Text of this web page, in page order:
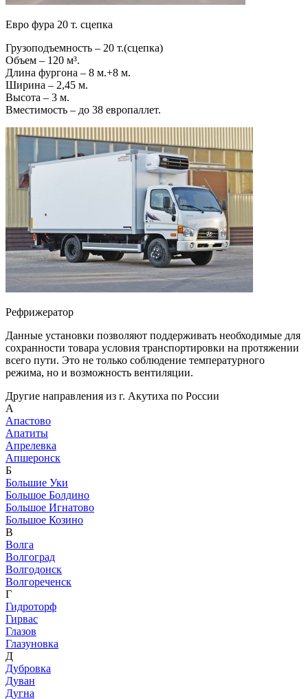
Евро фура 20 т. сцепка
Грузоподъемность – 20 т.(сцепка)
Объем – 120 м³.
Длина фургона – 8 м.+8 м.
Ширина – 2,45 м.
Высота – 3 м.
Вместимость – до 38 европаллет.
Рефрижератор
Данные установки позволяют поддерживать необходимые для
сохранности товара условия транспортировки на протяжении
всего пути. Это не только соблюдение температурного
режима, но и возможность вентиляции.
Другие направления из г. Акутиха по России
А
Апастово
Апатиты
Апрелевка
Апшеронск
Б
Большие Уки
Большое Болдино
Большое Игнатово
Большое Козино
В
Волга
Волгоград
Волгодонск
Волгореченск
Г
Гидроторф
Гирвас
Глазов
Глазуновка
Д
Дубровка
Дуван
Дугна